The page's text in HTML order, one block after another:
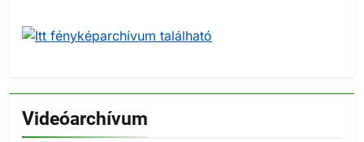
Videóarchívum